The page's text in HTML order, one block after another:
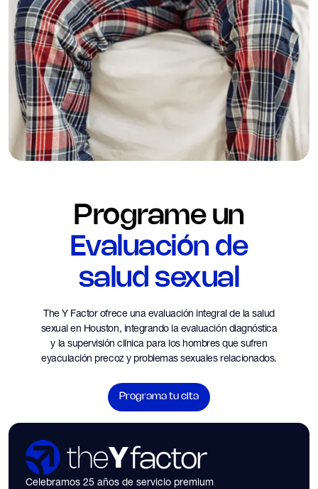
Programe un
Evaluación de
salud sexual
The Y Factor ofrece una evaluación integral de la salud
sexual en Houston, integrando la evaluación diagnóstica
y la supervisión clínica para los hombres que sufren
eyaculación precoz y problemas sexuales relacionados.
Programa tu cita
Celebramos 25 años de servicio premium